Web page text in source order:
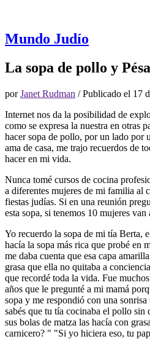
Mundo Judío
La sopa de pollo y
porJanet Rudman / Publicado el 17
Internet nos da la posibilidad de
como se expresa la nuestra en otras
hacer sopa de pollo, por un lado por
ama de casa, me trajo recuerdos de
hacer en mi vida.
Nunca tomé cursos de cocina
a diferentes mujeres de mi familia al
fiestas judías. Si en una reunión
esta sopa, si tenemos 10 mujeres van
Yo recuerdo la sopa de mi tía Berta,
hacía la sopa más rica que probé en
me daba cuenta que esa capa
grasa que ella no quitaba a
que recordé toda la vida. Fue
años que le pregunté a mi mamá
sopa y me respondió con una
sabés que tu tía cocinaba el pollo sin
sus bolas de matza las hacía con
carnicero? " "Si yo hiciera eso, tu